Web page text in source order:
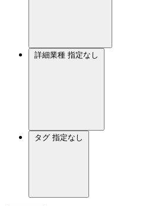
詳細業種 指定なし
タグ 指定なし